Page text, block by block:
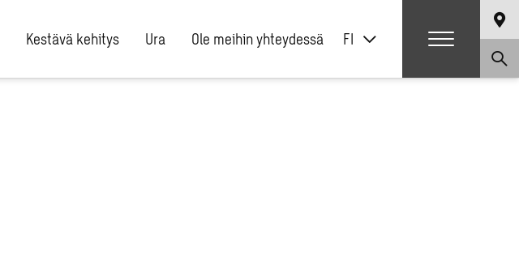
Kestävä kehitys Ura Ole meihin yhteydessä FI